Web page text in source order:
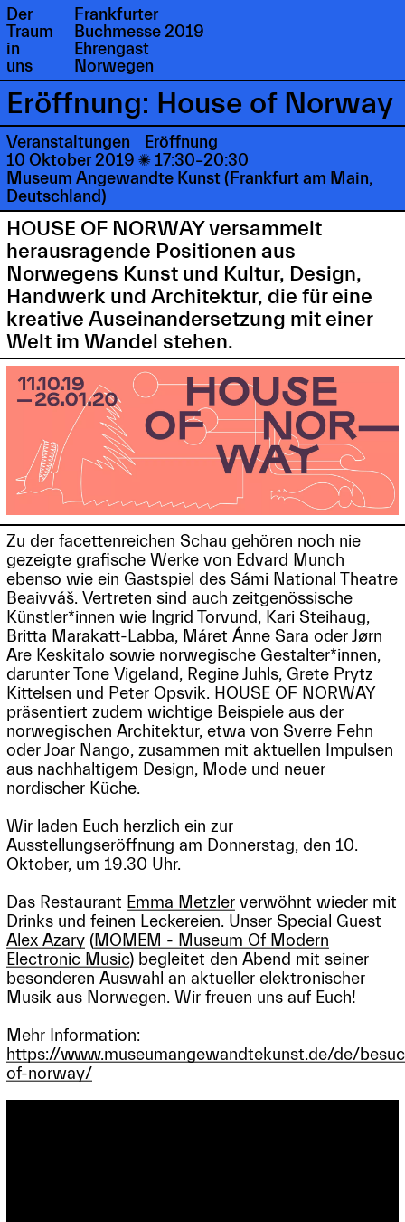
Der
Traum
in
uns
Frankfurter
Buchmesse 2019
Ehrengast
Norwegen
Eröffnung: House of Norway
Veranstaltungen
Eröffnung
10 Oktober 2019 17:30–20:30
Museum Angewandte Kunst (Frankfurt am Main,
Deutschland)
HOUSE OF NORWAY versammelt
herausragende Positionen aus
Norwegens Kunst und Kultur, Design,
Handwerk und Architektur, die für eine
kreative Auseinandersetzung mit einer
Welt im Wandel stehen.
Zu der facettenreichen Schau gehören noch nie
gezeigte grafische Werke von Edvard Munch
ebenso wie ein Gastspiel des Sámi National Theatre
Beaivváš. Vertreten sind auch zeitgenössische
Künstler*innen wie Ingrid Torvund, Kari Steihaug,
Britta Marakatt-Labba, Máret Ánne Sara oder Jørn
Are Keskitalo sowie norwegische Gestalter*innen,
darunter Tone Vigeland, Regine Juhls, Grete Prytz
Kittelsen und Peter Opsvik. HOUSE OF NORWAY
präsentiert zudem wichtige Beispiele aus der
norwegischen Architektur, etwa von Sverre Fehn
oder Joar Nango, zusammen mit aktuellen Impulsen
aus nachhaltigem Design, Mode und neuer
nordischer Küche.
Wir laden Euch herzlich ein zur
Ausstellungseröffnung am Donnerstag, den 10.
Oktober, um 19.30 Uhr.
Das Restaurant Emma Metzlerverwöhnt wieder mit
Drinks und feinen Leckereien. Unser Special Guest
Alex Azary(MOMEM - Museum Of Modern
Electronic Music) begleitet den Abend mit seiner
besonderen Auswahl an aktueller elektronischer
Musik aus Norwegen. Wir freuen uns auf Euch!
Mehr Information:
https://www.museumangewandtekunst.de/de/
of-norway/